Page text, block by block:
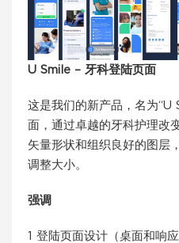
U Smile – 牙科登陆页面
这是我们的新产品，名为“U
面，通过卓越的牙科护理改
矢量形状和组织良好的图层
调整大小。
强调
1 登陆页面设计（桌面和响应